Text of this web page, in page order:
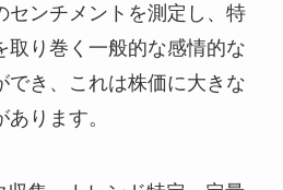
センチメントを測定し、特
取り巻く一般的な感情的な
でき、これは株価に大きな
ります。